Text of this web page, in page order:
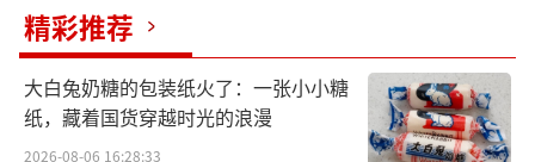
精彩推荐
大白兔奶糖的包装纸火了：一张小小糖
纸，藏着国货穿越时光的浪漫
2026-08-06 16:28:33